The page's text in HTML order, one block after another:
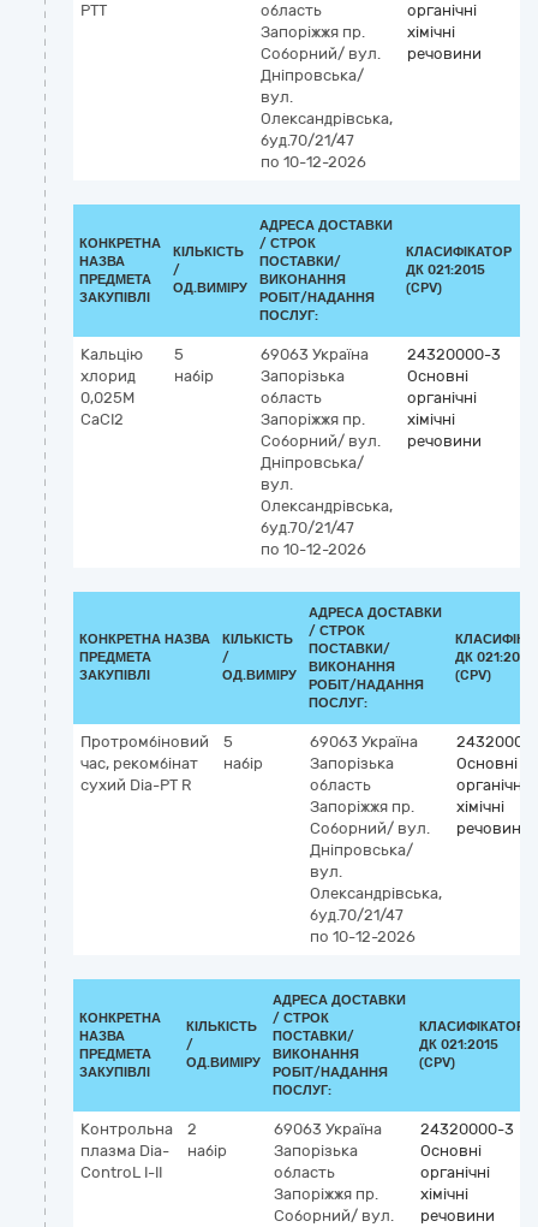
PTT
область
Запоріжжя пр.
Соборний/ вул.
Дніпровська/
вул.
Олександрівська,
буд.70/21/47
по 10-12-2026
органічні
хімічні
речовини
КОНКРЕТНА
НАЗВА
ПРЕДМЕТА
ЗАКУПІВЛІ
КІЛЬКІСТЬ
/
ОД.ВИМІРУ
АДРЕСА ДОСТАВКИ
/ СТРОК
ПОСТАВКИ/
ВИКОНАННЯ
РОБІТ/НАДАННЯ
ПОСЛУГ:
КЛАСИФІКАТОР
ДК 021:2015
(CPV)
Кальцію
хлорид
0,025М
CaCI2
5
набір
69063 Україна
Запорізька
область
Запоріжжя пр.
Соборний/ вул.
Дніпровська/
вул.
Олександрівська,
буд.70/21/47
по 10-12-2026
24320000-3
Основні
органічні
хімічні
речовини
КОНКРЕТНА НАЗВА
ПРЕДМЕТА
ЗАКУПІВЛІ
КІЛЬКІСТЬ
/
ОД.ВИМІРУ
АДРЕСА ДОСТАВКИ
/ СТРОК
ПОСТАВКИ/
ВИКОНАННЯ
РОБІТ/НАДАННЯ
ПОСЛУГ:
ДК 021:2015
(CPV)
Протромбіновий
час, рекомбінат
сухий Dia-РТ R
5
набір
69063 Україна
Запорізька
область
Запоріжжя пр.
Соборний/ вул.
Дніпровська/
вул.
Олександрівська,
буд.70/21/47
по 10-12-2026
Основні
органічні
хімічні
речовини
КОНКРЕТНА
НАЗВА
ПРЕДМЕТА
ЗАКУПІВЛІ
КІЛЬКІСТЬ
/
ОД.ВИМІРУ
АДРЕСА ДОСТАВКИ
/ СТРОК
ПОСТАВКИ/
ВИКОНАННЯ
РОБІТ/НАДАННЯ
ПОСЛУГ:
КЛАСИФІКАТОР
ДК 021:2015
(CPV)
Контрольна
плазма Dia-
ControL I-II
2
набір
69063 Україна
Запорізька
область
Запоріжжя пр.
Соборний/ вул.
24320000-3
Основні
органічні
хімічні
речовини